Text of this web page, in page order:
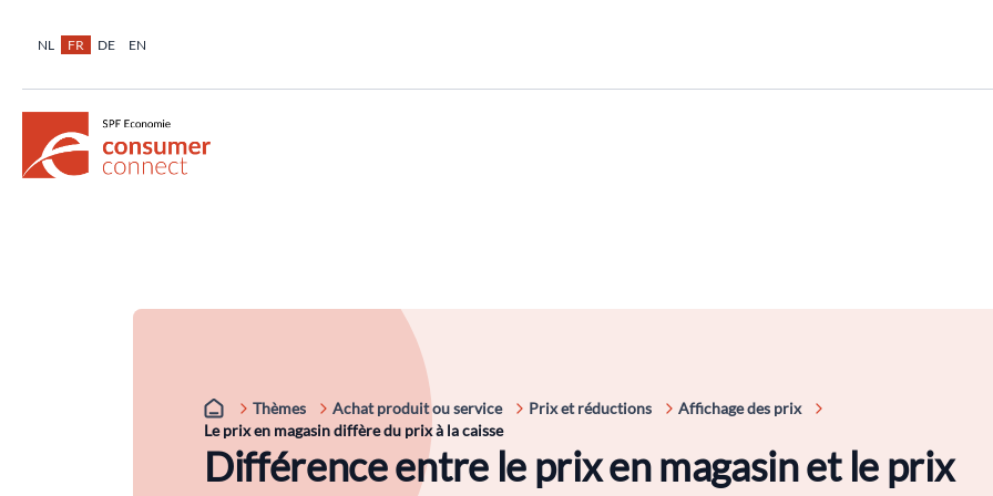
NL FR DE EN
Thèmes Achat produit ou service Prix et réductions
Affichage des prix
Le prix en magasin diffère du prix à la caisse
Différence entre le prix en magasin et le prix